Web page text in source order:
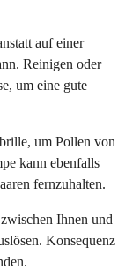
auf einer
Reinigen oder
um eine gute
um Pollen von
kann ebenfalls
fernzuhalten.
Ihnen und
Konsequenz